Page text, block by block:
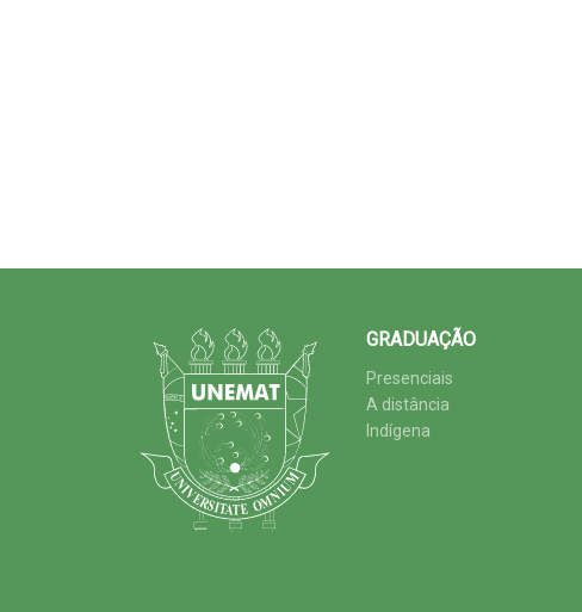
GRADUAÇÃO
Presenciais
A distância
Indígena